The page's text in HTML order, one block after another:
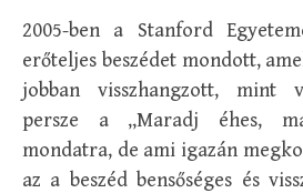
2005-ben a Stanford
erőteljes beszédet mondott,
jobban visszhangzott, mint
persze a „Maradj éhes,
mondatra, de ami igazán
az a beszéd bensőséges és